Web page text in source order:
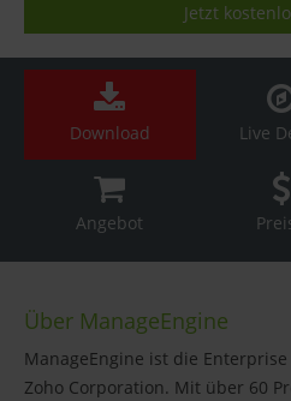
Jetzt
Download Live
Angebot
Über ManageEngine
ManageEngine ist die
Zoho Corporation. Mit über 60